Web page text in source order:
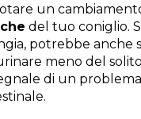
un
del tuo coniglio.
potrebbe anche
meno del
di un